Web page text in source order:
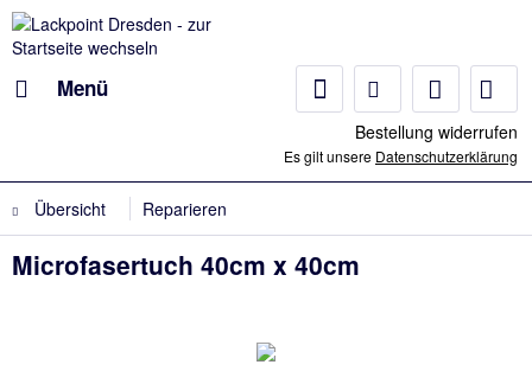
Menü
Bestellung widerrufen
Es gilt unsere Datenschutzerklärung
Übersicht Reparieren
Microfasertuch 40cm x 40cm